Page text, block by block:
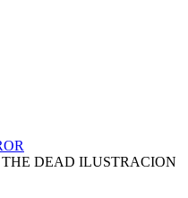
DEAD ILUSTRACION